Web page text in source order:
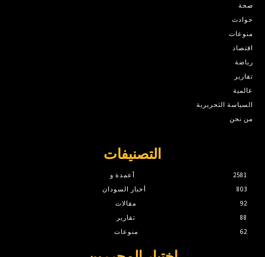
صحة
حوادث
منوعات
اقتصاد
رياضة
تقارير
عالمية
السياسة التحريرية
من نحن
التصنيفات
أعمدة و
2581
أخبار السودان
803
مقالات
92
تقارير
88
منوعات
62